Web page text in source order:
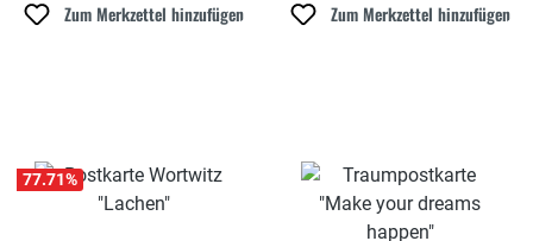
Zum Merkzettel hinzufügen Zum Merkzettel hinzufügen
77.71%